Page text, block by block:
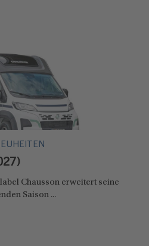
Chausson erweitert seine
Saison ...